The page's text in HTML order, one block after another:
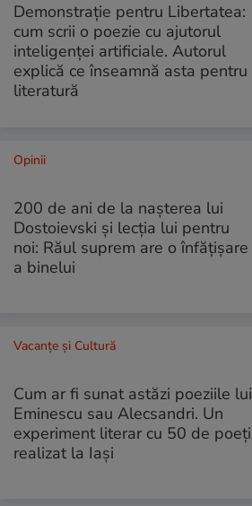
Demonstrație pentru Libertatea:
cum scrii o poezie cu ajutorul
inteligenței artificiale. Autorul
explică ce înseamnă asta pentru
literatură
Opinii
200 de ani de la nașterea lui
Dostoievski și lecția lui pentru
noi: Răul suprem are o înfățișare
a binelui
Vacanțe și Cultură
Cum ar fi sunat astăzi poeziile lui
Eminescu sau Alecsandri. Un
experiment literar cu 50 de poeți
realizat la Iași